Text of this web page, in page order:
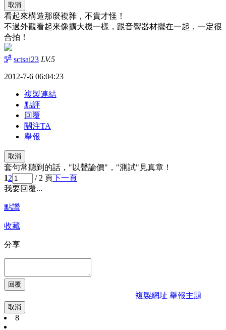
取消
看起來構造那麼複雜，不貴才怪！
不過外觀看起來像擴大機一樣，跟音響器材擺在一起，一定很
合拍！
5# sctsai23 LV.5
2012-7-6 06:04:23
複製連結
點評
回覆
關注TA
舉報
取消
套句常聽到的話，"以聲論價"，"測試"見真章！
12 / 2 頁下一頁
我要回覆...
點讚
收藏
分享
複製網址 舉報主題
取消
8